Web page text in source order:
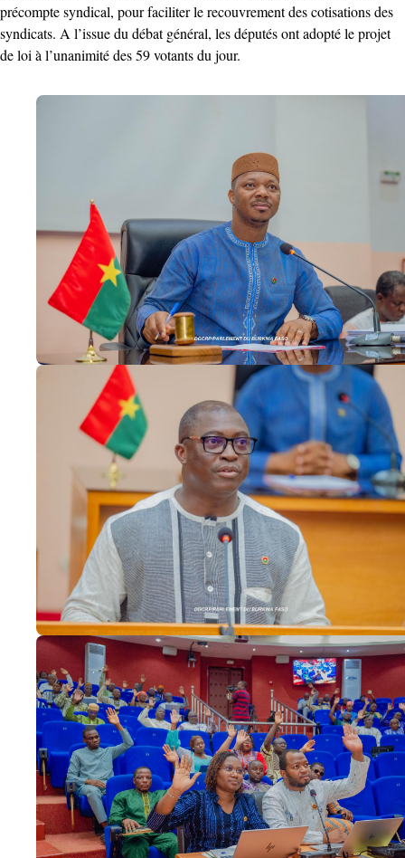
précompte syndical, pour faciliter le recouvrement des cotisations des
syndicats. ‎A l’issue du débat général, les députés ont adopté le projet
de loi à l’unanimité des 59 votants du jour.